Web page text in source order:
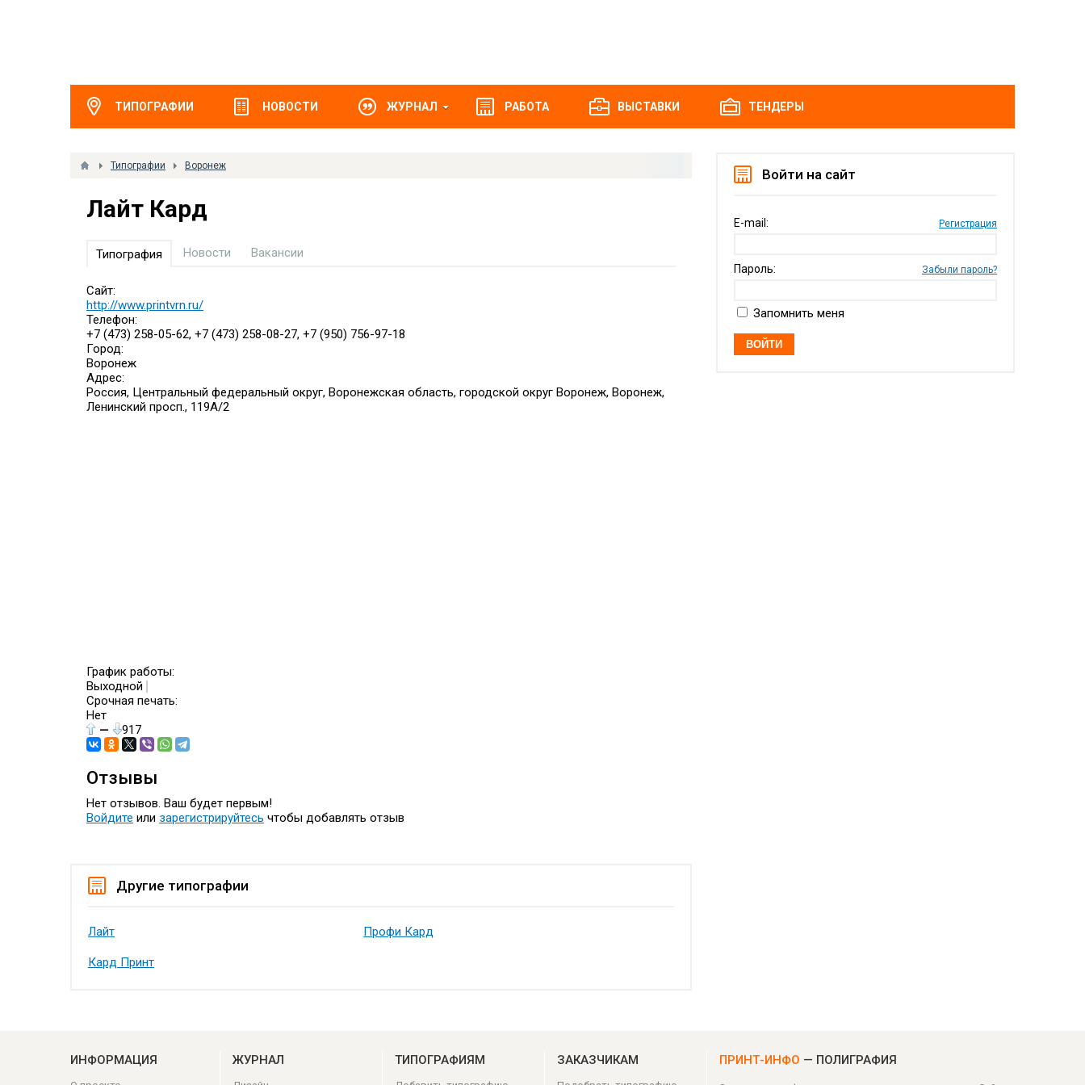
ТИПОГРАФИИ НОВОСТИ ЖУРНАЛ РАБОТА ВЫСТАВКИ ТЕНДЕРЫ
Типографии Воронеж
Лайт Кард
Типография Новости Вакансии
Сайт:
http://www.printvrn.ru/
Телефон:
+7 (473) 258-05-62, +7 (473) 258-08-27, +7 (950) 756-97-18
Город:
Воронеж
Адрес:
Россия, Центральный федеральный округ, Воронежская область, городской округ Воронеж, Воронеж,
Ленинский просп., 119А/2
График работы:
Выходной
Срочная печать:
Нет
—
917
Отзывы
Нет отзывов. Ваш будет первым!
Войдите или зарегистрируйтесь чтобы добавлять отзыв
Другие типографии
Лайт Профи Кард
Кард Принт
Войти на сайт
E-mail: Регистрация
Пароль: Забыли пароль?
Запомнить меня
ИНФОРМАЦИЯ ЖУРНАЛ ТИПОГРАФИЯМ ЗАКАЗЧИКАМ ПРИНТ-ИНФО — ПОЛИГРАФИЯ